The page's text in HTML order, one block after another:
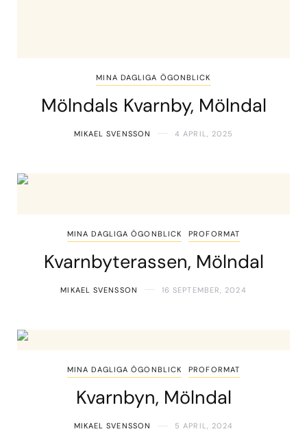
MINA DAGLIGA ÖGONBLICK
Mölndals Kvarnby, Mölndal
MIKAEL SVENSSON 4 APRIL, 2025
MINA DAGLIGA ÖGONBLICK PROFORMAT
Kvarnbyterassen, Mölndal
MIKAEL SVENSSON 16 SEPTEMBER, 2024
MINA DAGLIGA ÖGONBLICK PROFORMAT
Kvarnbyn, Mölndal
MIKAEL SVENSSON 5 APRIL, 2024